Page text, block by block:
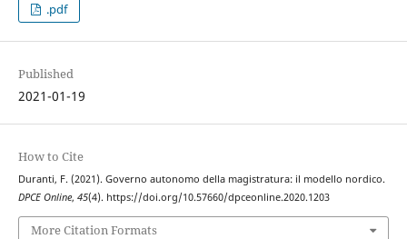
.pdf
Published
2021-01-19
How to Cite
Duranti, F. (2021). Governo autonomo della magistratura: il modello nordico.
DPCE Online, 45(4). https://doi.org/10.57660/dpceonline.2020.1203
More Citation Formats